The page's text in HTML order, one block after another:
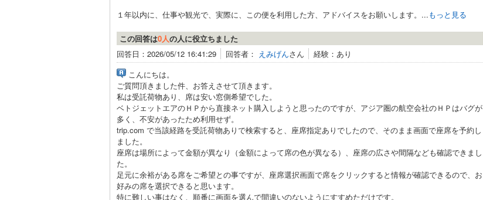
１年以内に、仕事や観光で、実際に、この便を利用した方、アドバイスをお願いします。...もっと見る
この回答は0人の人に役立ちました
回答日：2026/05/12 16:41:29
回答者： えみげんさん
経験：あり
こんにちは。
ご質問頂きました件、お答えさせて頂きます。
私は受託荷物あり、席は安い窓側希望でした。
ベトジェットエアのＨＰから直接ネット購入しようと思ったのですが、アジア圏の航空会社のＨＰはバグが
多く、不安があったため利用せず。
trip.com で当該経路を受託荷物ありで検索すると、座席指定ありでしたので、そのまま画面で座席を予約し
ました。
座席は場所によって金額が異なり（金額によって席の色が異なる）、座席の広さや間隔なども確認できまし
た。
足元に余裕がある席をご希望との事ですが、座席選択画面で席をクリックすると情報が確認できるので、お
好みの席を選択できると思います。
特に難しい事はなく、順番に画面を選んで間違いのないようにすすめただけです。